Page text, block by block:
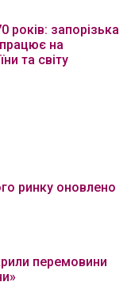
років: запорізька
на
та світу
ринку оновлено
перемовини